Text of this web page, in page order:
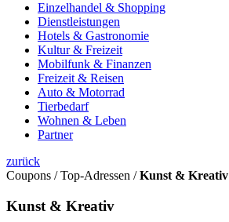
Einzelhandel & Shopping
Dienstleistungen
Hotels & Gastronomie
Kultur & Freizeit
Mobilfunk & Finanzen
Freizeit & Reisen
Auto & Motorrad
Tierbedarf
Wohnen & Leben
Partner
zurück
Coupons / Top-Adressen /Kunst & Kreativ
Kunst & Kreativ